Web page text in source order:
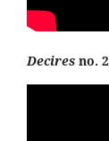
Decires no.